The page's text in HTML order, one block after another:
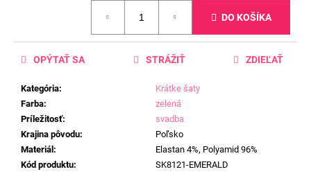
DO KOŠÍKA
Kategória:
Krátke šaty
Farba:
zelená
Príležitosť:
svadba
Krajina pôvodu:
Poľsko
Materiál :
Elastan 4%, Polyamid 96%
Kód produktu: SK8121-EMERALD
OPÝTAŤ SA STRÁŽIŤ ZDIEĽAŤ